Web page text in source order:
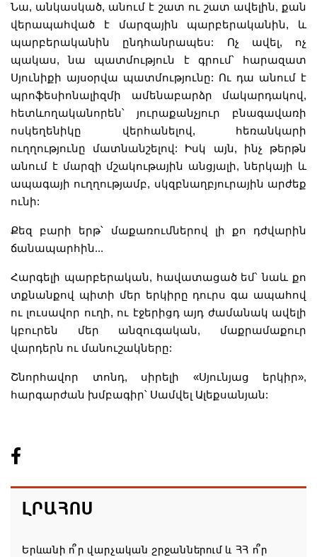
Նա, անկասկած, անում է շատ ու շատ ավելին, քան
վերապահված է մարզային պարբերականին, և
պարբերականին ընդհանրապես: Ոչ ավել, ոչ
պակաս, նա պատմություն է գրում՝ հարազատ
Սյունիքի այսօրվա պատմությունը: Ու դա անում է
պրոֆեսիոնալիզմի ամենաբարձր մակարդակով,
հետևողականորեն՝ յուրաքանչյուր բնագավառի
ոսկեղենիկը վերհանելով, հեռանկարի
ուղղությունը մատնանշելով: Իսկ այն, ինչ թերթն
անում է մարզի մշակութային անցյալի, ներկայի և
ապագայի ուղղությամբ, սկզբնաղբյուրային արժեք
ունի:
Քեզ բարի երթ՝ մաքառումներով լի քո դժվարին
ճանապարհին...
Հարգելի պարբերական, հավատացած եմ՝ նաև քո
տքնանքով պիտի մեր երկիրը դուրս գա ապահով
ու լուսավոր ուղի, ու էջերիցդ այդ ժամանակ ավելի
կբուրեն մեր անզուգական, մաքրամաքուր
վարդերն ու մանուշակները:
Շնորհավոր տոնդ, սիրելի «Սյունյաց երկիր»,
հարգարժան խմբագիր՝ Սամվել Ալեքսանյան:
ԼՐԱՀՈՍ
Երևանի ո՞ր վարչական շրջաններում և ՀՀ ո՞ր